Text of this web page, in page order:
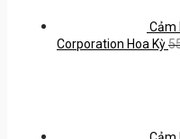
Cảm
Corporation Hoa Kỳ